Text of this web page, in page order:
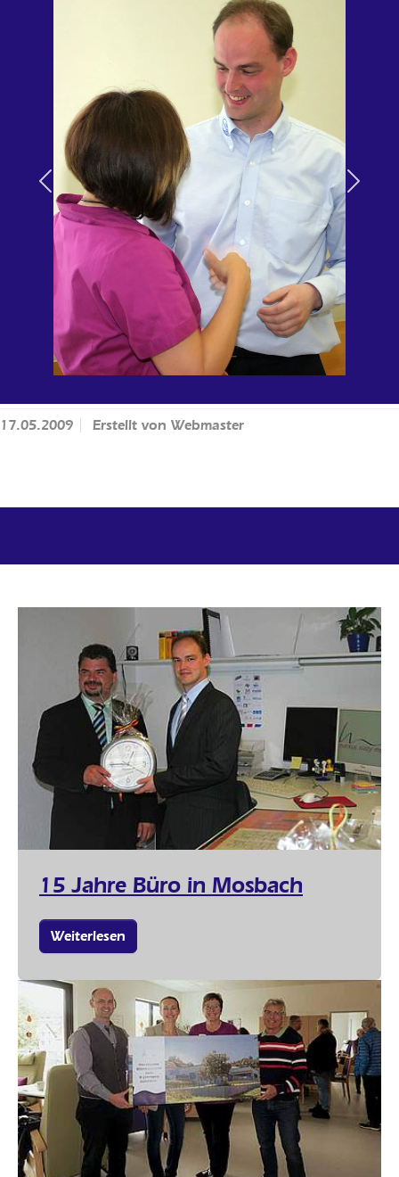
Previous Next
17.05.2009 Erstellt von Webmaster
15 Jahre Büro in Mosbach
Weiterlesen